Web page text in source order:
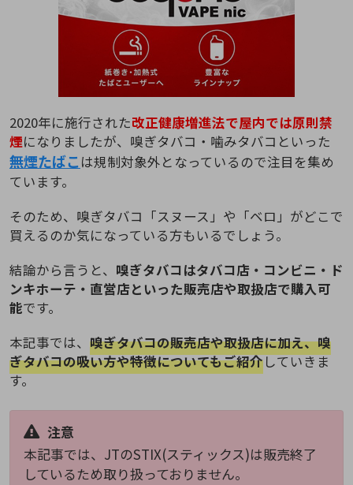
2020年に施行された改正健康増進法で屋内では原則禁
煙になりましたが、嗅ぎタバコ・噛みタバコといった
無煙たばこ は規制対象外となっているので注目を集め
ています。
そのため、嗅ぎタバコ「スヌース」や「ベロ」がどこで
買えるのか気になっている方もいるでしょう。
結論から言うと、 嗅ぎタバコはタバコ店・コンビニ・ド
ンキホーテ・直営店といった販売店や取扱店で購入可
能です。
本記事では、 嗅ぎタバコの販売店や取扱店に加え、嗅
ぎタバコの吸い方や特徴についてもご紹介していきま
す。
注意
本記事では、JTのSTIX(スティックス)は販売終了
しているため取り扱っておりません。